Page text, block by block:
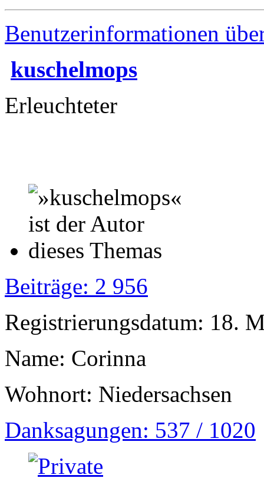
Benutzerinformationen
kuschelmops
Erleuchteter
Beiträge: 2 956
Registrierungsdatum: 18.
Name: Corinna
Wohnort: Niedersachsen
Danksagungen: 537 / 1020